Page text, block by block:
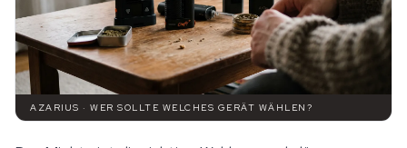
AZARIUS · WER SOLLTE WELCHES GERÄT WÄHLEN?